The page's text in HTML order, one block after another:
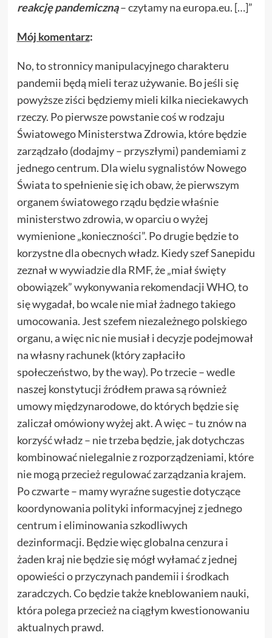
reakcję pandemiczną – czytamy na europa.eu. […]”
Mój komentarz:
No, to stronnicy manipulacyjnego charakteru
pandemii będą mieli teraz używanie. Bo jeśli się
powyższe ziści będziemy mieli kilka nieciekawych
rzeczy. Po pierwsze powstanie coś w rodzaju
Światowego Ministerstwa Zdrowia, które będzie
zarządzało (dodajmy – przyszłymi) pandemiami z
jednego centrum. Dla wielu sygnalistów Nowego
Świata to spełnienie się ich obaw, że pierwszym
organem światowego rządu będzie właśnie
ministerstwo zdrowia, w oparciu o wyżej
wymienione „konieczności”. Po drugie będzie to
korzystne dla obecnych władz. Kiedy szef Sanepidu
zeznał w wywiadzie dla RMF, że „miał święty
obowiązek” wykonywania rekomendacji WHO, to
się wygadał, bo wcale nie miał żadnego takiego
umocowania. Jest szefem niezależnego polskiego
organu, a więc nic nie musiał i decyzje podejmował
na własny rachunek (który zapłaciło
społeczeństwo, by the way). Po trzecie – wedle
naszej konstytucji źródłem prawa są również
umowy międzynarodowe, do których będzie się
zaliczał omówiony wyżej akt. A więc – tu znów na
korzyść władz – nie trzeba będzie, jak dotychczas
kombinować nielegalnie z rozporządzeniami, które
nie mogą przecież regulować zarządzania krajem.
Po czwarte – mamy wyraźne sugestie dotyczące
koordynowania polityki informacyjnej z jednego
centrum i eliminowania szkodliwych
dezinformacji. Będzie więc globalna cenzura i
żaden kraj nie będzie się mógł wyłamać z jednej
opowieści o przyczynach pandemii i środkach
zaradczych. Co będzie także kneblowaniem nauki,
która polega przecież na ciągłym kwestionowaniu
aktualnych prawd.